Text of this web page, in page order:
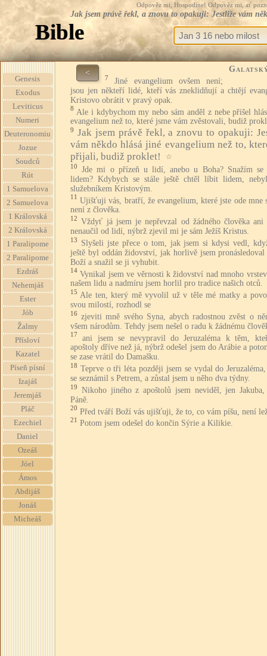
Odpověz mi, Hospodine! Odpověz mi, ať
Jak jsem právě řekl, a znovu to opakuji: Jestliže vám
Bible
Genesis
Exodus
Leviticus
Numeri
Deuteronomiu
Jozue
Soudců
Rút
1 Samuelova
2 Samuelova
1 Královská
2 Královská
1 Paralipome
2 Paralipome
Ezdráš
Nehemjáš
Ester
Jób
Žalmy
Přísloví
Kazatel
Píseň písní
Izajáš
Jeremjáš
Pláč
Ezechiel
Daniel
Ozeáš
Jóel
Ámos
Abdijáš
Jonáš
Micheáš
<
7
Jiné evangelium ovšem není;
jsou jen někteří lidé, kteří vás zneklidňují a chtějí
Kristovo obrátit v pravý opak.
8 Ale i kdybychom my nebo sám anděl z nebe přišel
evangelium než to, které jsme vám zvěstovali, budiž
9 Jak jsem právě řekl, a znovu to opakuji:
vám někdo hlásá jiné evangelium než to,
přijali, budiž proklet!
☆
10
Jde mi o přízeň u lidí, anebo u Boha? Snažím se
lidem? Kdybych se stále ještě chtěl líbit lidem,
služebníkem Kristovým.
11 Ujišťuji vás, bratří, že evangelium, které jste ode mne
není z člověka.
12
Vždyť já jsem je nepřevzal od žádného člověka ani
nenaučil od lidí, nýbrž zjevil mi je sám Ježíš Kristus.
13
Slyšeli jste přece o tom, jak jsem si kdysi vedl,
ještě byl oddán židovství, jak horlivě jsem
Boží a snažil se ji vyhubit.
14 Vynikal jsem ve věrnosti k židovství nad mnoho
našem lidu a nadmíru jsem horlil pro tradice našich otců.
15 Ale ten, který mě vyvolil už v těle mé matky a
svou milostí, rozhodl se
16
zjeviti mně svého Syna, abych radostnou zvěst o
všem národům. Tehdy jsem nešel o radu k žádnému
17
ani jsem se nevypravil do Jeruzaléma k těm,
apoštoly dříve než já, nýbrž odešel jsem do Arábie a
se zase vrátil do Damašku.
18 Teprve o tři léta později jsem se vydal do
se seznámil s Petrem, a zůstal jsem u něho dva týdny.
19
Nikoho jiného z apoštolů jsem neviděl, jen Jakuba,
Páně.
20 Před tváří Boží vás ujišťuji, že to, co vám píšu, není
21 Potom jsem odešel do končin Sýrie a Kilikie.